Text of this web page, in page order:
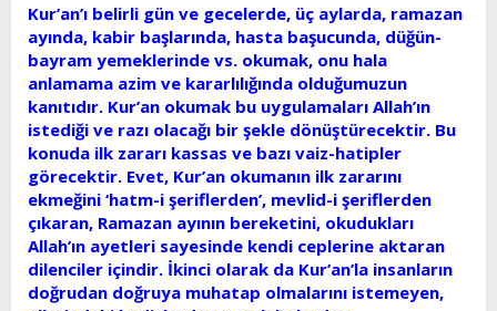
Kur’an’ı belirli gün ve gecelerde, üç aylarda, ramazan
ayında, kabir başlarında, hasta başucunda, düğün-
bayram yemeklerinde vs. okumak, onu hala
anlamama azim ve kararlılığında olduğumuzun
kanıtıdır. Kur’an okumak bu uygulamaları Allah’ın
istediği ve razı olacağı bir şekle dönüştürecektir. Bu
konuda ilk zararı kassas ve bazı vaiz-hatipler
görecektir. Evet, Kur’an okumanın ilk zararını
ekmeğini ‘hatm-i şeriflerden’, mevlid-i şeriflerden
çıkaran, Ramazan ayının bereketini, okudukları
Allah’ın ayetleri sayesinde kendi ceplerine aktaran
dilenciler içindir. İkinci olarak da Kur’an’la insanların
doğrudan doğruya muhatap olmalarını istemeyen,